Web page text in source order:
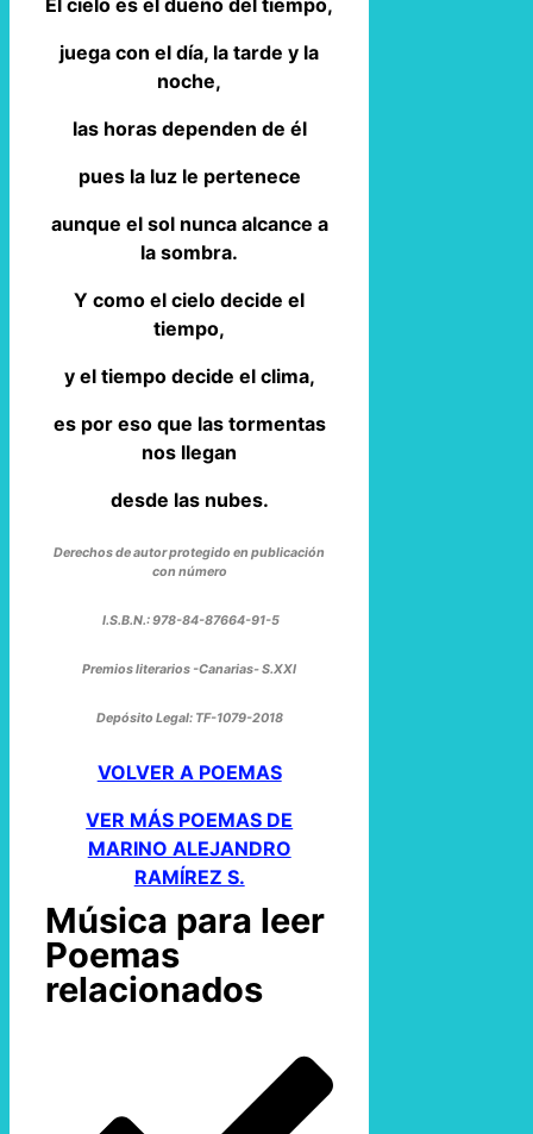
El cielo es el dueño del tiempo,
juega con el día, la tarde y la
noche,
las horas dependen de él
pues la luz le pertenece
aunque el sol nunca alcance a
la sombra.
Y como el cielo decide el
tiempo,
y el tiempo decide el clima,
es por eso que las tormentas
nos llegan
desde las nubes.
Derechos de autor protegido en publicación
con número
I.S.B.N.: 978-84-87664-91-5
Premios literarios -Canarias- S.XXI
Depósito Legal: TF-1079-2018
VOLVER A POEMAS
VER MÁS POEMAS DE
MARINO ALEJANDRO
RAMÍREZ S.
Música para leer
Poemas
relacionados